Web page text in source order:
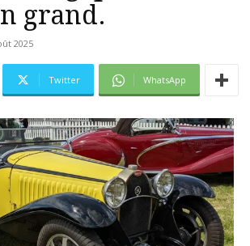
grand.
2025
Twitter WhatsApp